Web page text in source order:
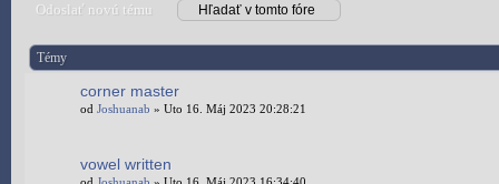
Odoslať novú tému
Témy
corner master
od Joshuanab » Uto 16. Máj 2023 20:28:21
vowel written